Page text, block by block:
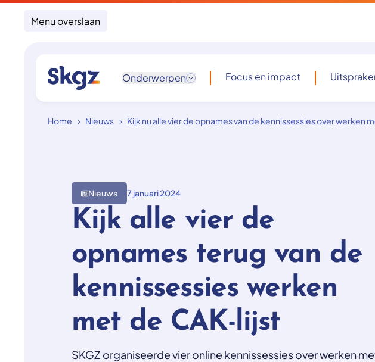
Menu overslaan
Onderwerpen Focus en impact
Home Nieuws Kijk nu alle vier de opnames van de kennissessies over werken
Kijk alle vier de
opnames terug van de
kennissessies werken
met de CAK-lijst
Nieuws 7 januari 2024
SKGZ organiseerde vier online kennissessies over werken